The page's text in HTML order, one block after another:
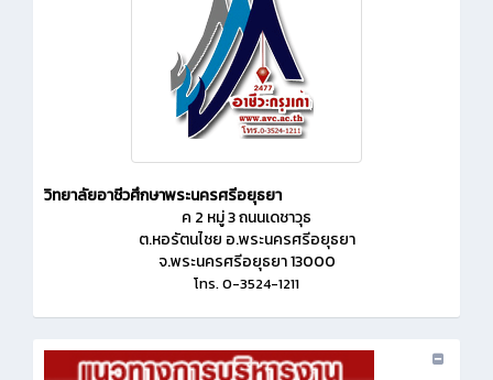
วิทยาลัยอาชีวศึกษาพระนครศรีอยุธยา
ค 2 หมู่ 3 ถนนเดชาวุธ
ต.หอรัตนไชย อ.พระนครศรีอยุธยา
จ.พระนครศรีอยุธยา 13000
โทร. 0-3524-1211